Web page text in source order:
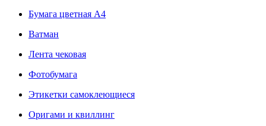
Бумага цветная А4
Ватман
Лента чековая
Фотобумага
Этикетки самоклеющиеся
Оригами и квиллинг